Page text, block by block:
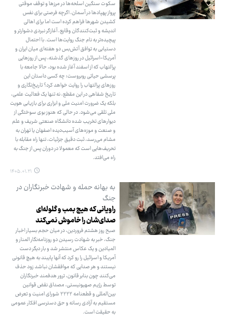
سکوت سنگین اسلحه‌ها در مرزها و توقف موقتی
پرواز پهپادها در آسمان، اگرچه فرصتی برای نفس
کشیدن شهرها فراهم کرده است اما برای اهالی
اندیشه و ثبت‌کنندگان وقایع، آغازگر نبردی دشوارتر و
پیچیده‌تر به نام جنگ روایت‌ها است. با احتمال
دستیابی به توافق آتش‌بس دو هفته‌ای میان ایران و
آمریکا-اسرائیل در روزهای گذشته، پس از روزهایی
پرالتهاب که از اسفند آغاز شده بود، حالا جامعه با
پرسشی حیاتی روبروست؛ چه کسی داستان این
روزهای پرالتهاب را روایت خواهد کرد؟ تاریخ‌نگاری و
تاریخ شفاهی در این مقطع، نه تنها یک فعالیت علمی،
بلکه یک ضرورت امنیت ملی و ابزاری برای بازیابی هویت
ملی تلقی می‌شود. در حالی که هنوز بوی سوختگی از
دیوارهای تخریب شده دانشگاه صنعتی شریف و علم
و صنعت و موزه‌های آسیب‌دیده اصفهان یا تهران به
مشام می‌رسد، ثبت دقیق جزئیات، تنها راه مقابله با
تحریف‌هایی است که معمولا در دوران پس از جنگ به
راه می‌افتد.
۱۴۰۵.۰۱.۲۱
به بهانه حمله و شهادت خبرنگاران در
جنگ
راویانی که هیچ بمب و گلوله‌ای
صدای‌شان را خاموش نمی‌کند
صبح روز هشتم فروردین، در میان حجم بسیار اخبار
جنگ، خبر به شهادت رسیدن دو روزنامه‌نگار المنار و
المیادین و یک عکاس منتشر شد و بار دیگر دست
آمریکا و اسرائیل را رو کرد که آنها پایبند به هیچ قانونی
نیستند و هر صدایی که موافقشان نباشد زود حذف
می‌کنند چون بنابر قانون، ترور هدفمند خبرنگاران
توسط رژیم صهیونیستی، مصداق نقض قوانین
بین‌المللی و قطعنامه ۲۲۲۲ شورای امنیت و تعرض
مستقیم به آزادی رسانه و حق دسترسی افکار عمومی
به حقیقت است.